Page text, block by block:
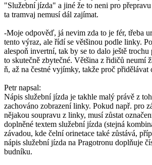
"Služební jízda" a jiné že to neni pro
ta tramvaj nemusí dál zajímat.
-Moje odpověď, já nevim zda to je fér, třeba
tento výraz, ale řídí se většinou podle linky.
alespoň invertní, tak by se to dalo ještě
to skutečně zbytečné. Většina z řidičů neumí
ň, až na čestné vyjímky, takže proč přidělávat
Petr napsal:
Nápis služební jízda je takhle malý právě z
zachováno zobrazení linky. Pokud např. pro
nějakou soupravu z linky, musí zůstat
doplněné textem služební jízda (stejná
závadou, kde čelní orinetace také zůstává,
nápis služební jízda na Pragotronu doplňuje
budníku.